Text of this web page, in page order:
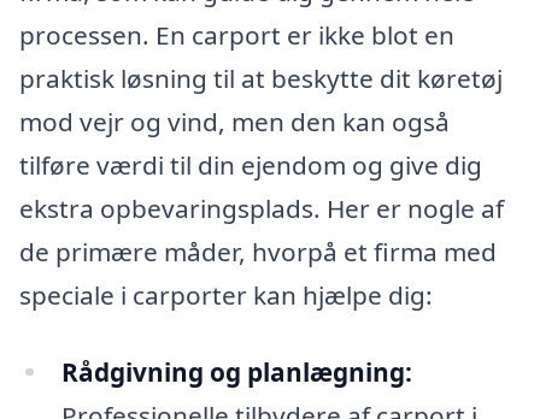
processen. En carport er ikke blot en
praktisk løsning til at beskytte dit køretøj
mod vejr og vind, men den kan også
tilføre værdi til din ejendom og give dig
ekstra opbevaringsplads. Her er nogle af
de primære måder, hvorpå et firma med
speciale i carporter kan hjælpe dig:
Rådgivning og planlægning: